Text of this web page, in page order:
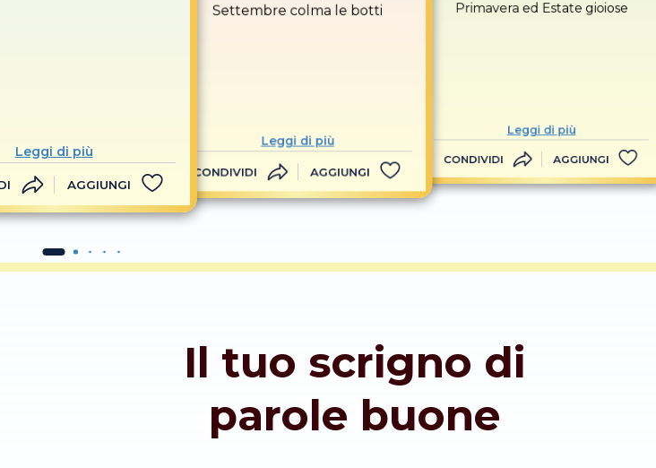
Leggi di più
AGGIUNGI
Settembre colma le botti
Leggi di più
CONDIVIDI AGGIUNGI
Primavera ed Estate gioiose
Leggi di più
CONDIVIDI AGGIUNGI
Il tuo scrigno di
parole buone